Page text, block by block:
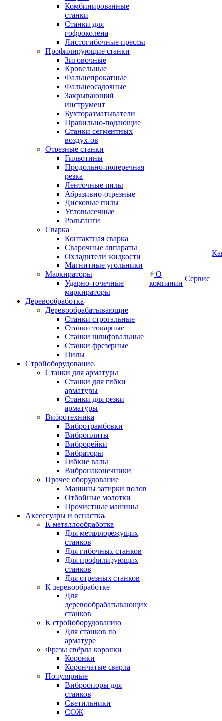
Комбинированные
станки
Станки для
гофроколена
Листогибочные прессы
Профилирующие станки
Зиговочные
Кровельные
Фальцепрокатные
Фальцеосадочные
Закрывающий
инструмент
Бухторазматыватели
Правильно-подающие
Станки сегментных
воздух-ов
Отрезные станки
Гильотины
Продольно-поперечная
резка
Ленточные пилы
Абразивно-отрезные
Дисковые пилы
Угловысечные
Рольганги
Сварка
Контактная сварка
Сварочные аппараты
Охладители жидкости
Магнитные угольники
Маркираторы
Ударно-точечные
маркираторы
Деревообработка
Деревообрабатывающие
Станки строгальные
Станки токарные
Станки шлифовальные
Станки фрезерные
Пилы
Стройоборудование
Станки для арматуры
Станки для гибки
арматуры
Станки для резки
арматуры
Вибротехника
Вибротрамбовки
Виброплиты
Виброрейки
Вибраторы
Гибкие валы
Вибронаконечники
Прочее оборудование
Машины затирки полов
Отбойные молотки
Прочистные машины
Аксeccyapы и оснастка
К металлообработке
Для металлорежущих
станков
Для гибочных станков
Для профилирующих
станков
Для отрезных станков
К деревообработке
Для
деревообрабатывающих
станков
К стройоборудованию
Для станков по
арматуре
Фрезы свёрла коронки
Коронки
Корончатые сверла
Популярные
Виброопоры для
станков
Светильники
СОЖ
О
компании
Сервис